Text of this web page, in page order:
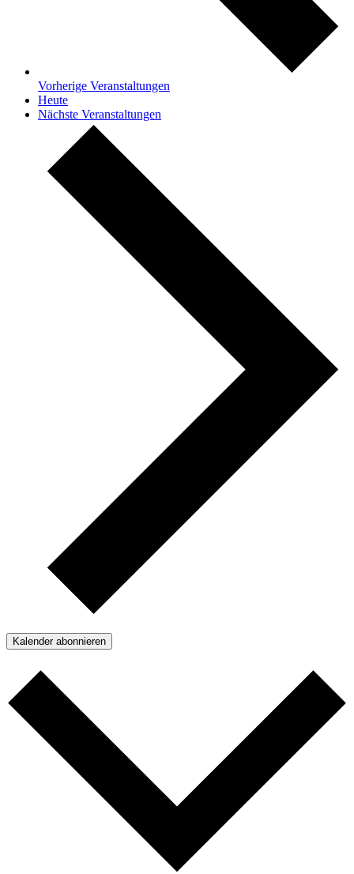
Vorherige Veranstaltungen
Heute
Nächste Veranstaltungen
Kalender abonnieren